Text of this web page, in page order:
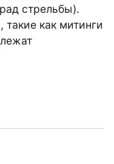
стрельбы).
как митинги